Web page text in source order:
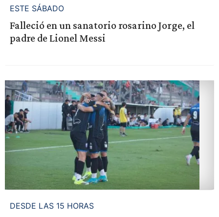
ESTE SÁBADO
Falleció en un sanatorio rosarino Jorge, el
padre de Lionel Messi
DESDE LAS 15 HORAS